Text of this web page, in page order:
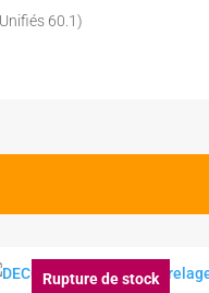
60.1)
Rupture de stock